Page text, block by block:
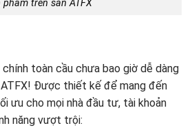
phẩm trên sàn ATFX
toàn cầu chưa bao giờ dễ dàng
Được thiết kế để mang đến
ưu cho mọi nhà đầu tư, tài khoản
năng vượt trội: